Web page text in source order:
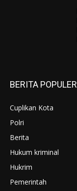
BERITA POPULER
Cuplikan Kota
Polri
Berita
Hukum kriminal
Hukrim
Pemerintah